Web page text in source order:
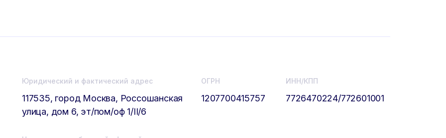
Юридический и фактический адрес
117535, город Москва, Россошанская
улица, дом 6, эт/пом/оф 1/II/6
ИНН/КПП
7726470224/772601001
ОГРН
1207700415757